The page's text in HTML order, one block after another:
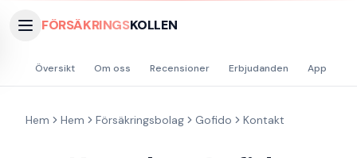
FÖRSÄKRINGSKOLLEN
Översikt Om oss Recensioner Erbjudanden App
Hem Hem Försäkringsbolag Gofido Kontakt